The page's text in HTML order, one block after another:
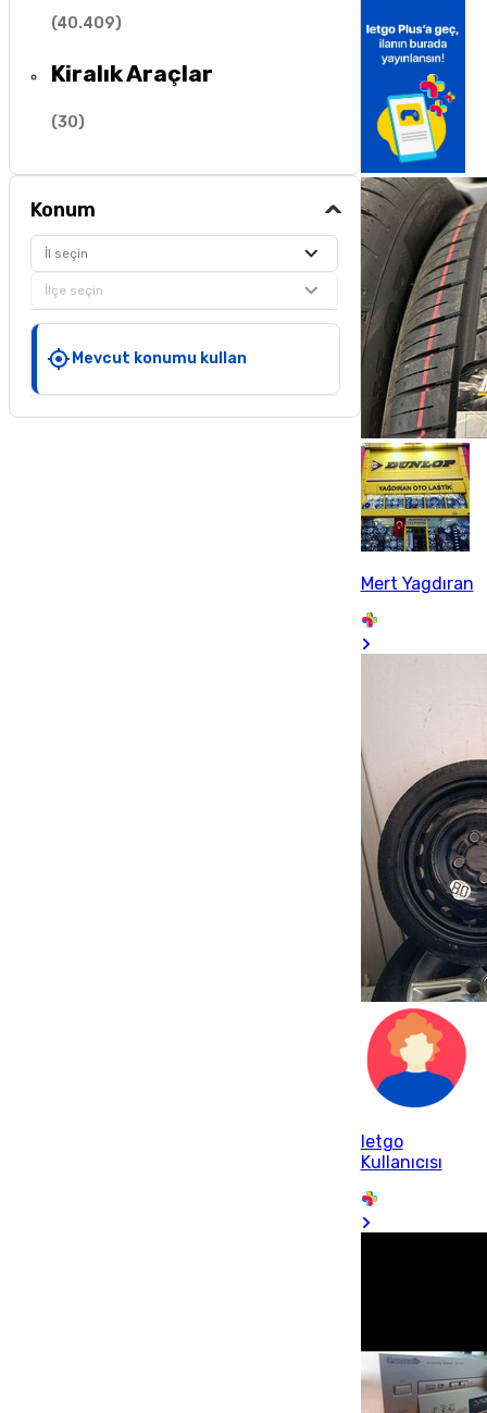
(40.409)
Kiralık Araçlar
(30)
Konum
İl seçin
İlçe seçin
Mevcut konumu kullan
Mert Yagdıran
letgo
Kullanıcısı